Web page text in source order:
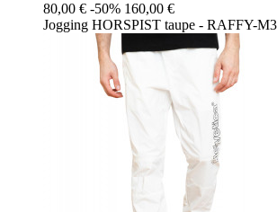
80,00 € -50% 160,00 €
Jogging HORSPIST taupe - RAFFY-